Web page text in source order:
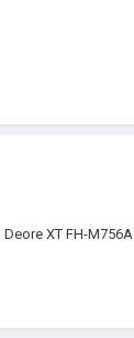
XT FH-M756A